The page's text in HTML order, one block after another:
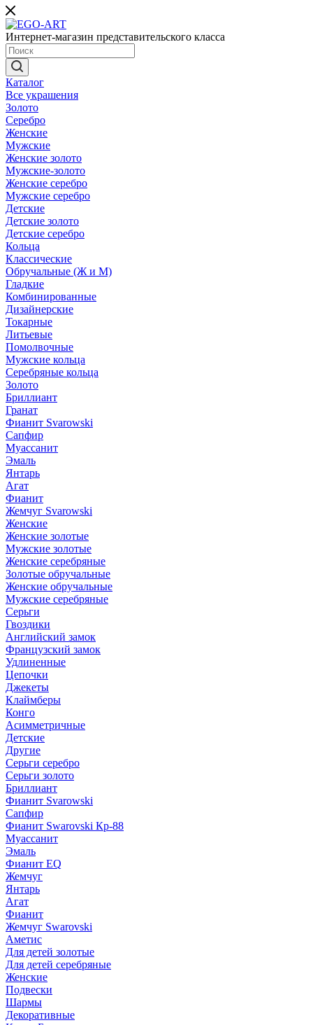
Интернет-магазин представительского класса
Каталог
Все украшения
Золото
Серебро
Женские
Мужские
Женские золото
Мужские-золото
Женские серебро
Мужские серебро
Детские
Детские золото
Детские серебро
Кольца
Классические
Обручальные (Ж и М)
Гладкие
Комбинированные
Дизайнерские
Токарные
Литьевые
Помолвочные
Мужские кольца
Серебряные кольца
Золото
Бриллиант
Гранат
Фианит Svarowski
Сапфир
Муассанит
Эмаль
Янтарь
Агат
Фианит
Жемчуг Svarowski
Женские
Женские золотые
Мужские золотые
Женские серебряные
Золотые обручальные
Женские обручальные
Мужские серебряные
Серьги
Гвоздики
Английский замок
Французский замок
Удлиненные
Цепочки
Джекеты
Клаймберы
Конго
Асимметричные
Детские
Другие
Серьги серебро
Серьги золото
Бриллиант
Фианит Svarowski
Сапфир
Фианит Swarovski Кр-88
Муассанит
Эмаль
Фианит EQ
Жемчуг
Янтарь
Агат
Фианит
Жемчуг Swarovski
Аметис
Для детей золотые
Для детей серебряные
Женские
Подвески
Шармы
Декоративные